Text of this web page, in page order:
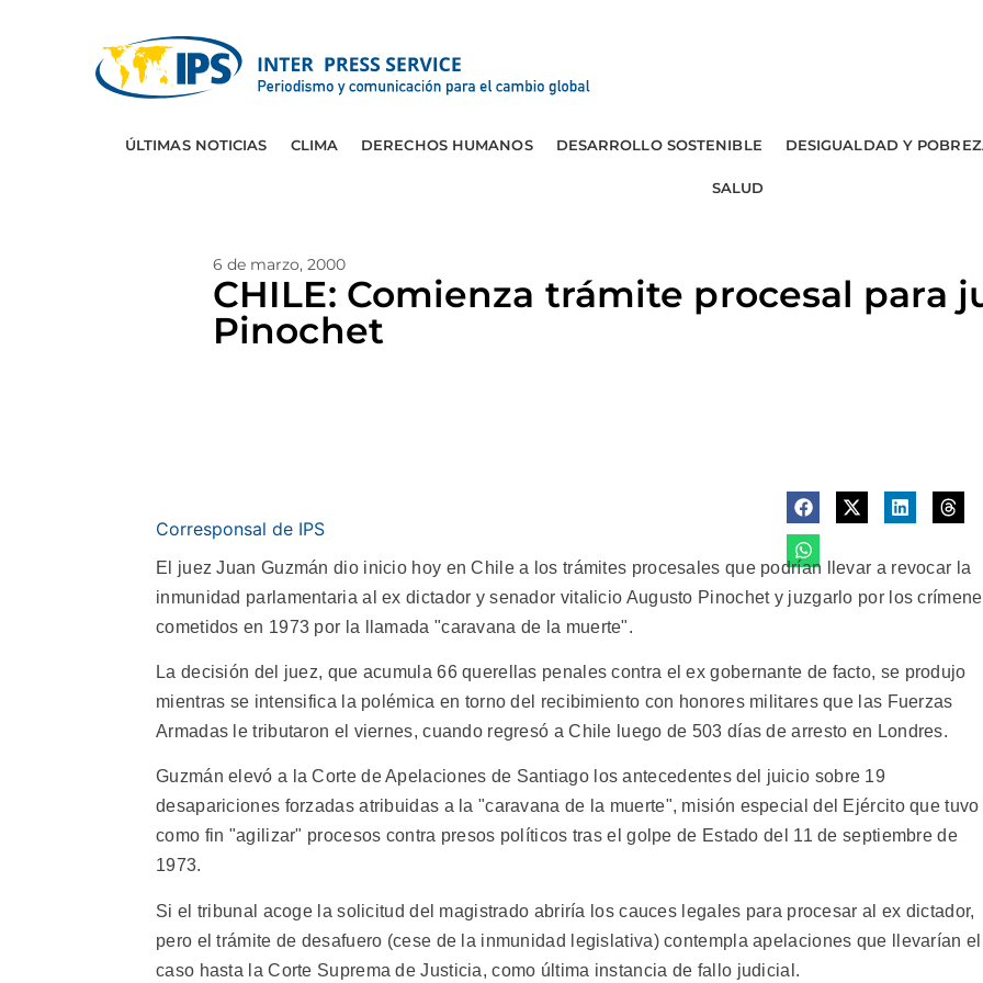
ÚLTIMAS NOTICIAS CLIMA DERECHOS HUMANOS DESARROLLO SOSTENIBLE DESIGUALDAD Y
SALUD
6 de marzo, 2000
CHILE: Comienza trámite procesal para
Pinochet
Corresponsal de IPS
El juez Juan Guzmán dio inicio hoy en Chile a los trámites procesales que podrían llevar a revocar la
inmunidad parlamentaria al ex dictador y senador vitalicio Augusto Pinochet y juzgarlo por los
cometidos en 1973 por la llamada "caravana de la muerte".
La decisión del juez, que acumula 66 querellas penales contra el ex gobernante de facto, se produjo
mientras se intensifica la polémica en torno del recibimiento con honores militares que las Fuerzas
Armadas le tributaron el viernes, cuando regresó a Chile luego de 503 días de arresto en Londres.
Guzmán elevó a la Corte de Apelaciones de Santiago los antecedentes del juicio sobre 19
desapariciones forzadas atribuidas a la "caravana de la muerte", misión especial del Ejército que tuvo
como fin "agilizar" procesos contra presos políticos tras el golpe de Estado del 11 de septiembre de
1973.
Si el tribunal acoge la solicitud del magistrado abriría los cauces legales para procesar al ex dictador,
pero el trámite de desafuero (cese de la inmunidad legislativa) contempla apelaciones que llevarían el
caso hasta la Corte Suprema de Justicia, como última instancia de fallo judicial.